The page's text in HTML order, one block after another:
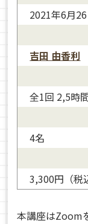
2021年6月
吉田 由香利
全1回 2,5時
4名
3,300円（税
本講座はZoom